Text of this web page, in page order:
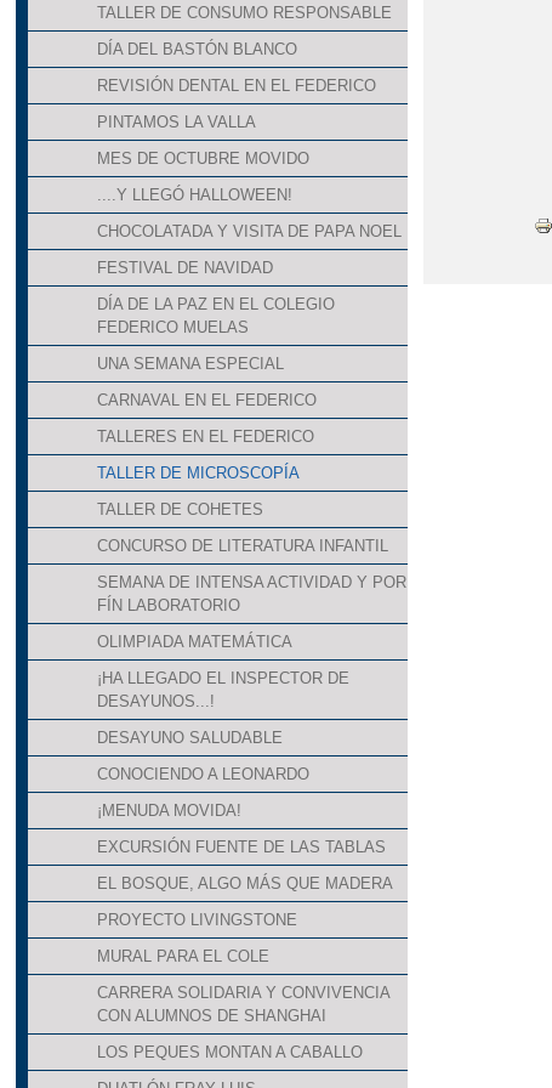
TALLER DE CONSUMO RESPONSABLE
DÍA DEL BASTÓN BLANCO
REVISIÓN DENTAL EN EL FEDERICO
PINTAMOS LA VALLA
MES DE OCTUBRE MOVIDO
....Y LLEGÓ HALLOWEEN!
CHOCOLATADA Y VISITA DE PAPA NOEL
FESTIVAL DE NAVIDAD
DÍA DE LA PAZ EN EL COLEGIO
FEDERICO MUELAS
UNA SEMANA ESPECIAL
CARNAVAL EN EL FEDERICO
TALLERES EN EL FEDERICO
TALLER DE MICROSCOPÍA
TALLER DE COHETES
CONCURSO DE LITERATURA INFANTIL
SEMANA DE INTENSA ACTIVIDAD Y POR
FÍN LABORATORIO
OLIMPIADA MATEMÁTICA
¡HA LLEGADO EL INSPECTOR DE
DESAYUNOS...!
DESAYUNO SALUDABLE
CONOCIENDO A LEONARDO
¡MENUDA MOVIDA!
EXCURSIÓN FUENTE DE LAS TABLAS
EL BOSQUE, ALGO MÁS QUE MADERA
PROYECTO LIVINGSTONE
MURAL PARA EL COLE
CARRERA SOLIDARIA Y CONVIVENCIA
CON ALUMNOS DE SHANGHAI
LOS PEQUES MONTAN A CABALLO